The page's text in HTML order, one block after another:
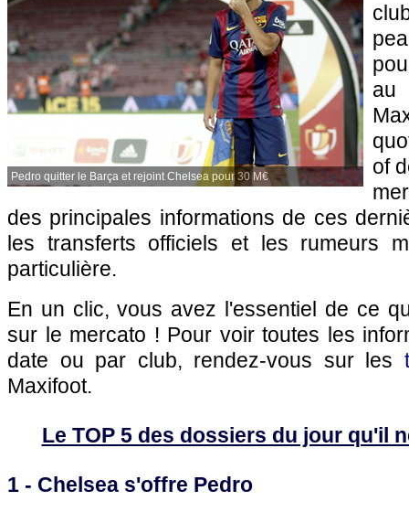
Pedro quitter le Barça et rejoint Chelsea pour 30 M€
of
des principales informations de ces
les transferts officiels et les rumeurs
particulière.
En un clic, vous avez l'essentiel de ce
sur le mercato ! Pour voir toutes les
date ou par club, rendez-vous sur les
Maxifoot.
Le TOP 5 des dossiers du jour qu'il
1 - Chelsea s'offre Pedro